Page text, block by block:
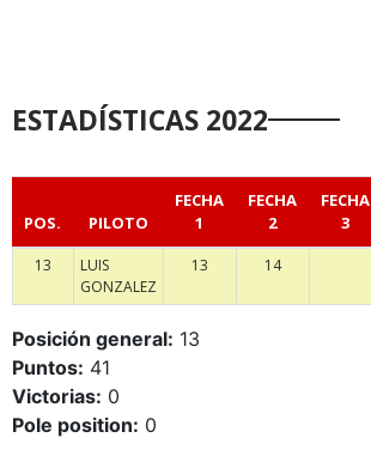
ESTADÍSTICAS 2022
POS. PILOTO
FECHA
1
FECHA
2
FECHA
3
13
LUIS
GONZALEZ
13 14
Posición general: 13
Puntos: 41
Victorias: 0
Pole position: 0